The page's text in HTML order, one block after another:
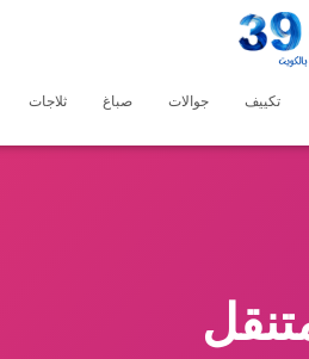
تكييف جوالات صباغ ثلاجات